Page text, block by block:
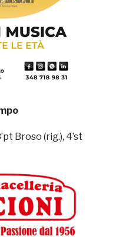
Broso (rig.), 4’st